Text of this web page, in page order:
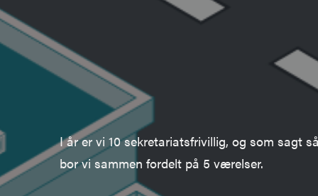
I år er vi 10 sekretariatsfrivillig, og som sagt
bor vi sammen fordelt på 5 værelser.